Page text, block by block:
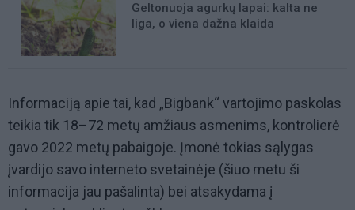
Geltonuoja agurkų lapai: kalta ne
liga, o viena dažna klaida
Informaciją apie tai, kad „Bigbank“ vartojimo paskolas
teikia tik 18–72 metų amžiaus asmenims, kontrolierė
gavo 2022 metų pabaigoje. Įmonė tokias sąlygas
įvardijo savo interneto svetainėje (šiuo metu ši
informacija jau pašalinta) bei atsakydama į